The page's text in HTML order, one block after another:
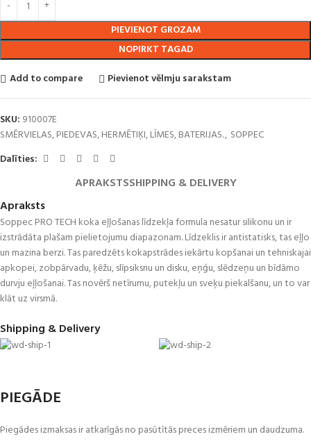
PIEVIENOT GROZAM
NOPIRKT TAGAD
Add to compare
Pievienot vēlmju sarakstam
SKU: 910007E
SMĒRVIELAS, PIEDEVAS, HERMĒTIĶI, LĪMES, BATERIJAS., SOPPEC
Dalīties:
APRAKSTSSHIPPING & DELIVERY
Apraksts
Soppec PRO TECH koka eļļošanas līdzekļa formula nesatur silikonu un ir
izstrādāta plašam pielietojumu diapazonam. Līdzeklis ir antistatisks, tas eļļo
un mazina berzi. Tas paredzēts kokapstrādes iekārtu kopšanai un tehniskajai
apkopei, zobpārvadu, ķēžu, slīpsiksnu un disku, eņģu, slēdzeņu un bīdāmo
durvju eļļošanai. Tas novērš netīrumu, putekļu un sveķu piekalšanu, un to var
klāt uz virsmā.
Shipping & Delivery
PIEGĀDE
Piegādes izmaksas ir atkarīgās no pasūtītās preces izmēriem un daudzuma.